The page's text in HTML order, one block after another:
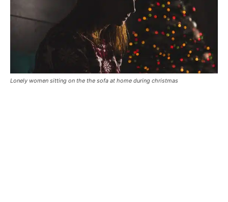
Lonely women sitting on the the sofa at home during christmas